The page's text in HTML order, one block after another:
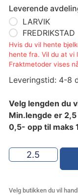
Leverende
LARVIK
FREDRIKSTAD
Hvis du vil hente
hente fra. Vil du at vi
Fraktmetoder vises
Leveringstid: 4-8
Velg lengden du
Min.lengde er
0,5- opp til maks
Velg butikken du vil